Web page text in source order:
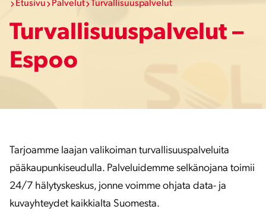
Etusivu Palvelut Turvallisuuspalvelut
Turvallisuuspalvelut –
Espoo
Tarjoamme laajan valikoiman turvallisuuspalveluita
pääkaupunkiseudulla. Palveluidemme selkänojana toimii
24/7 hälytyskeskus, jonne voimme ohjata data- ja
kuvayhteydet kaikkialta Suomesta.